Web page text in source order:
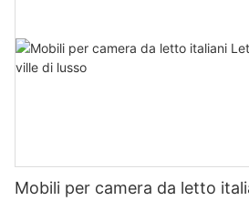
Mobili per camera da letto